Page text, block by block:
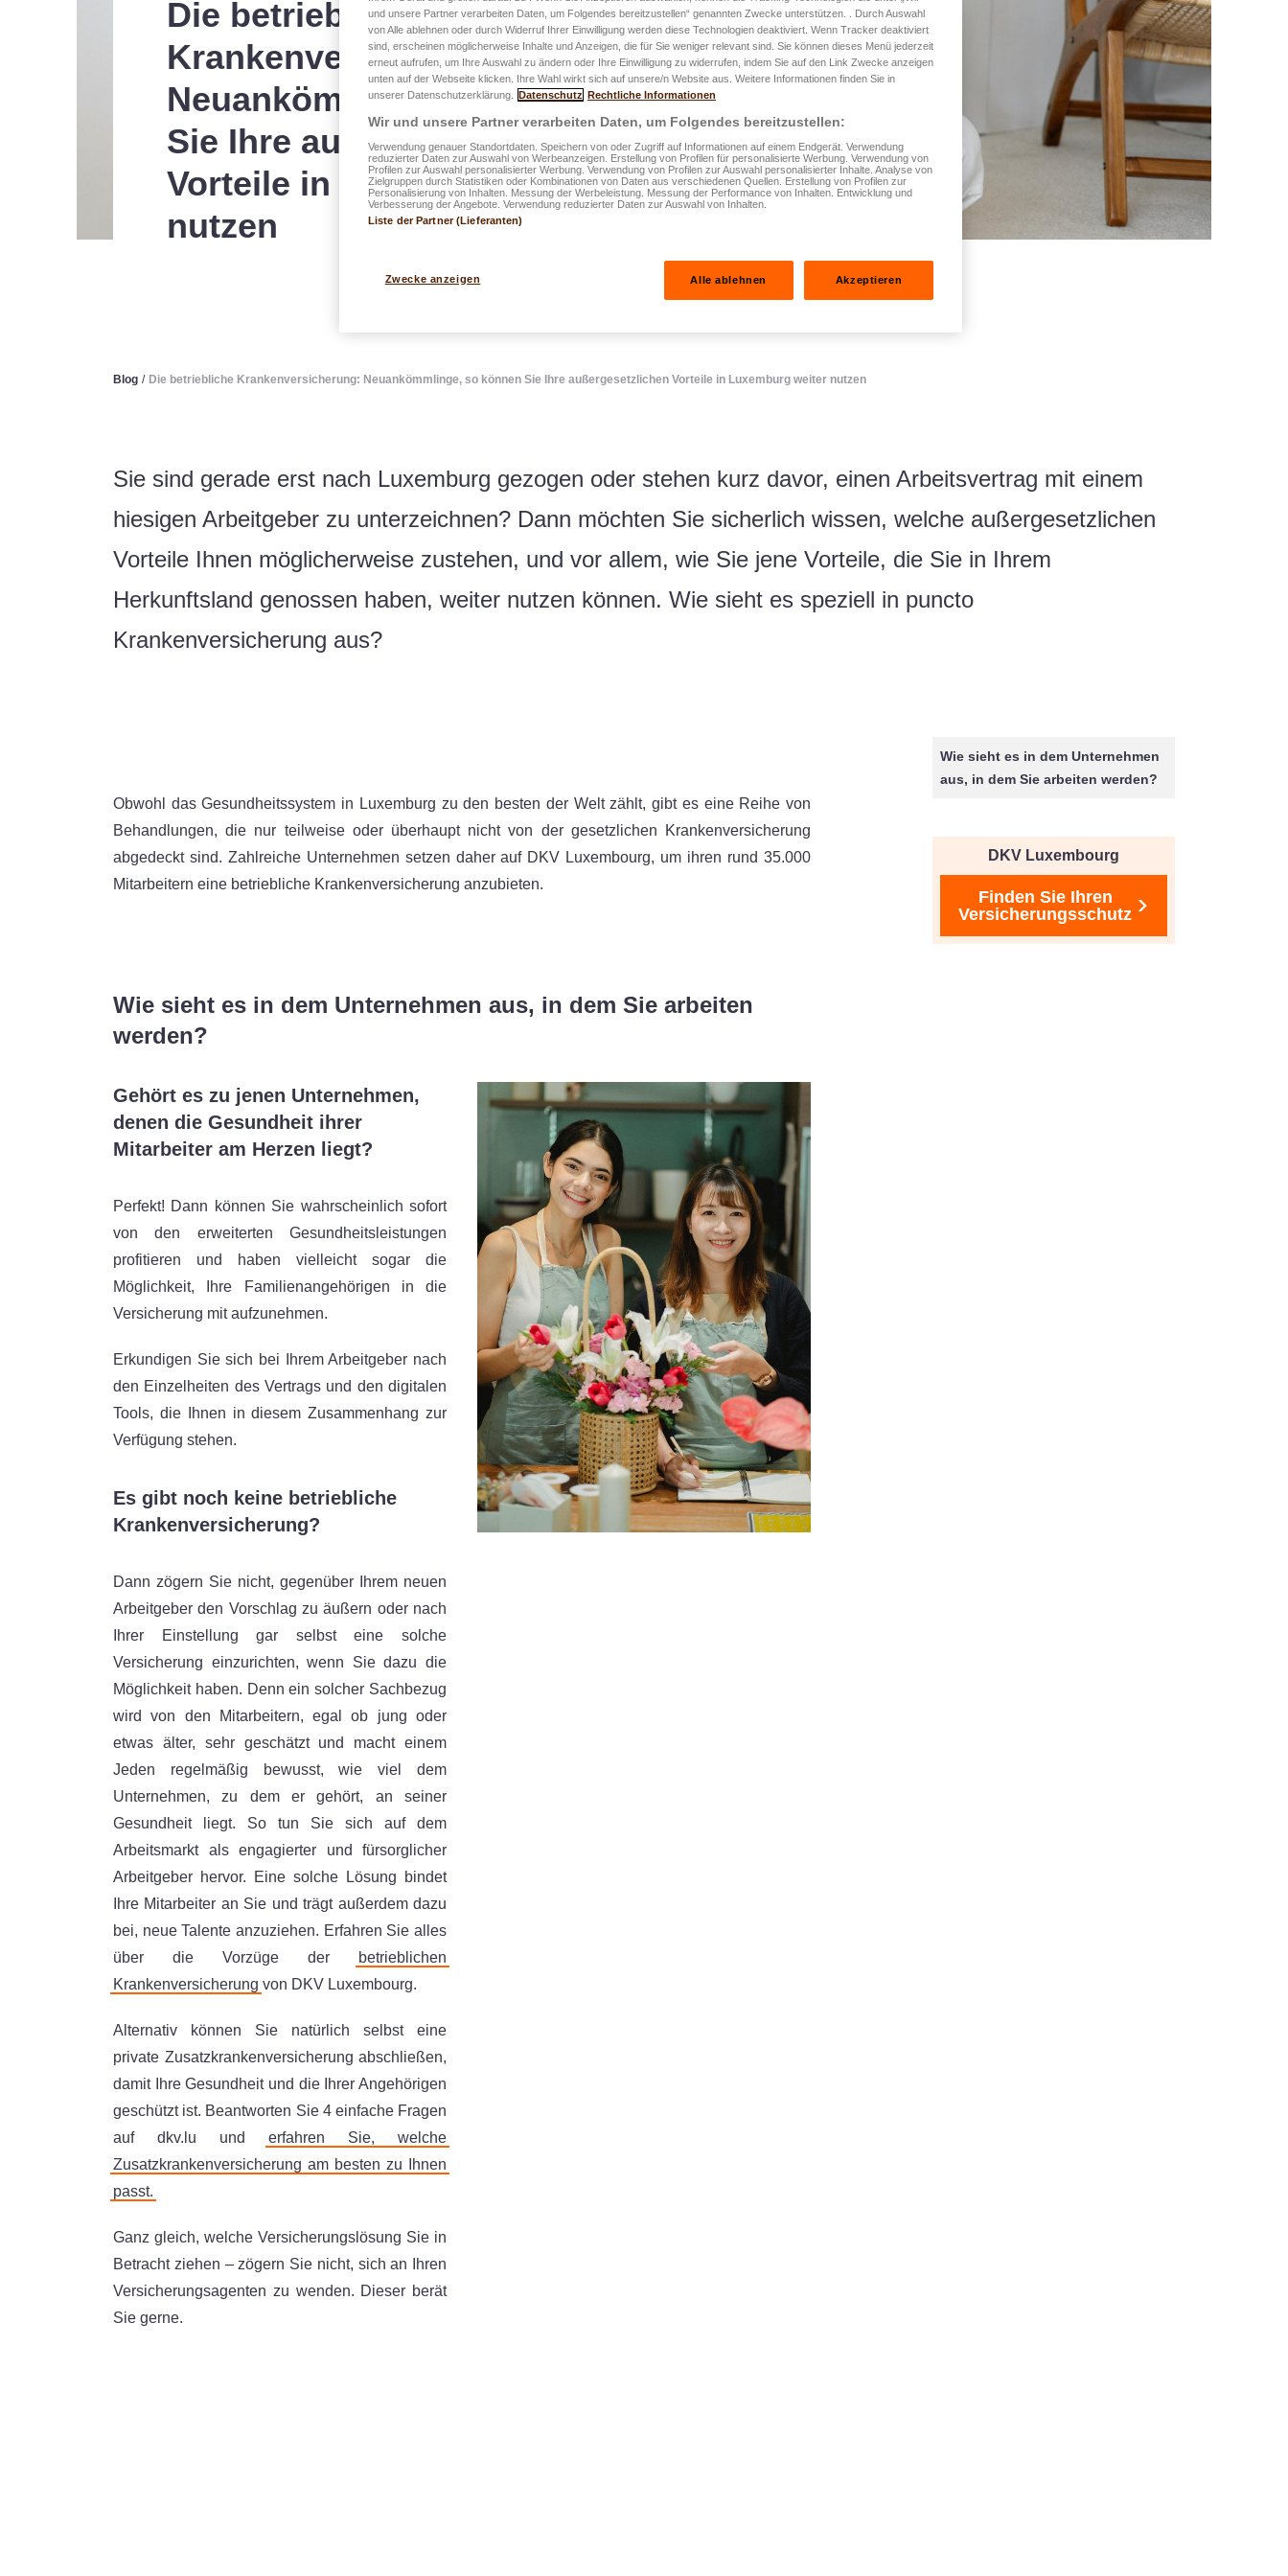
Die betriebliche
Krankenversicherung:
Neuankömmlinge, so können
Sie Ihre außergesetzlichen
Vorteile in Luxemburg weiter
nutzen
Blog / Die betriebliche Krankenversicherung: Neuankömmlinge, so können Sie Ihre außergesetzlichen Vorteile in Luxemburg weiter nutzen
Sie sind gerade erst nach Luxemburg gezogen oder stehen kurz davor, einen Arbeitsvertrag mit einem
hiesigen Arbeitgeber zu unterzeichnen? Dann möchten Sie sicherlich wissen, welche außergesetzlichen
Vorteile Ihnen möglicherweise zustehen, und vor allem, wie Sie jene Vorteile, die Sie in Ihrem
Herkunftsland genossen haben, weiter nutzen können. Wie sieht es speziell in puncto
Krankenversicherung aus?
Wie sieht es in dem Unternehmen
aus, in dem Sie arbeiten werden?
DKV Luxembourg
Finden Sie Ihren
Versicherungsschutz
Obwohl das Gesundheitssystem in Luxemburg zu den besten der Welt zählt, gibt es eine Reihe von
Behandlungen, die nur teilweise oder überhaupt nicht von der gesetzlichen Krankenversicherung
abgedeckt sind. Zahlreiche Unternehmen setzen daher auf DKV Luxembourg, um ihren rund 35.000
Mitarbeitern eine betriebliche Krankenversicherung anzubieten.
Wie sieht es in dem Unternehmen aus, in dem Sie arbeiten
werden?
Gehört es zu jenen Unternehmen,
denen die Gesundheit ihrer
Mitarbeiter am Herzen liegt?
Perfekt! Dann können Sie wahrscheinlich sofort
von den erweiterten Gesundheitsleistungen
profitieren und haben vielleicht sogar die
Möglichkeit, Ihre Familienangehörigen in die
Versicherung mit aufzunehmen.
Erkundigen Sie sich bei Ihrem Arbeitgeber nach
den Einzelheiten des Vertrags und den digitalen
Tools, die Ihnen in diesem Zusammenhang zur
Verfügung stehen.
Es gibt noch keine betriebliche
Krankenversicherung?
Dann zögern Sie nicht, gegenüber Ihrem neuen
Arbeitgeber den Vorschlag zu äußern oder nach
Ihrer Einstellung gar selbst eine solche
Versicherung einzurichten, wenn Sie dazu die
Möglichkeit haben. Denn ein solcher Sachbezug
wird von den Mitarbeitern, egal ob jung oder
etwas älter, sehr geschätzt und macht einem
Jeden regelmäßig bewusst, wie viel dem
Unternehmen, zu dem er gehört, an seiner
Gesundheit liegt. So tun Sie sich auf dem
Arbeitsmarkt als engagierter und fürsorglicher
Arbeitgeber hervor. Eine solche Lösung bindet
Ihre Mitarbeiter an Sie und trägt außerdem dazu
bei, neue Talente anzuziehen. Erfahren Sie alles
über die Vorzüge der
betrieblichen
Krankenversicherung von DKV Luxembourg.
Alternativ können Sie natürlich selbst eine
private Zusatzkrankenversicherung abschließen,
damit Ihre Gesundheit und die Ihrer Angehörigen
geschützt ist. Beantworten Sie 4 einfache Fragen
auf dkv.lu und erfahren Sie, welche
Zusatzkrankenversicherung am besten zu Ihnen
passt.
Ganz gleich, welche Versicherungslösung Sie in
Betracht ziehen – zögern Sie nicht, sich an Ihren
Versicherungsagenten zu wenden. Dieser berät
Sie gerne.
und unsere Partner verarbeiten Daten, um Folgendes bereitzustellen“ genannten Zwecke unterstützen. . Durch Auswahl
von Alle ablehnen oder durch Widerruf Ihrer Einwilligung werden diese Technologien deaktiviert. Wenn Tracker deaktiviert
sind, erscheinen möglicherweise Inhalte und Anzeigen, die für Sie weniger relevant sind. Sie können dieses Menü jederzeit
erneut aufrufen, um Ihre Auswahl zu ändern oder Ihre Einwilligung zu widerrufen, indem Sie auf den Link Zwecke anzeigen
unten auf der Webseite klicken. Ihre Wahl wirkt sich auf unsere/n Website aus. Weitere Informationen finden Sie in
unserer Datenschutzerklärung.
Datenschutz Rechtliche Informationen
Wir und unsere Partner verarbeiten Daten, um Folgendes bereitzustellen:
Verwendung genauer Standortdaten. Speichern von oder Zugriff auf Informationen auf einem Endgerät. Verwendung
reduzierter Daten zur Auswahl von Werbeanzeigen. Erstellung von Profilen für personalisierte Werbung. Verwendung von
Profilen zur Auswahl personalisierter Werbung. Verwendung von Profilen zur Auswahl personalisierter Inhalte. Analyse von
Zielgruppen durch Statistiken oder Kombinationen von Daten aus verschiedenen Quellen. Erstellung von Profilen zur
Personalisierung von Inhalten. Messung der Werbeleistung. Messung der Performance von Inhalten. Entwicklung und
Verbesserung der Angebote. Verwendung reduzierter Daten zur Auswahl von Inhalten.
Liste der Partner (Lieferanten)
Zwecke anzeigen Alle ablehnen Akzeptieren